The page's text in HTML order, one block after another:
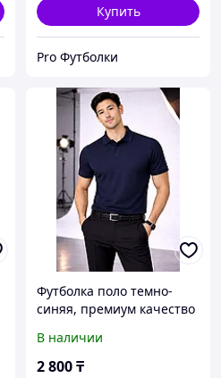
Купить
Pro Футболки
Футболка поло темно-
синяя, премиум качество
В наличии
2 800₸